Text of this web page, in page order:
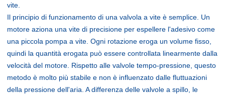
vite.
Il principio di funzionamento di una valvola a vite è semplice. Un
motore aziona una vite di precisione per espellere l'adesivo come
una piccola pompa a vite. Ogni rotazione eroga un volume fisso,
quindi la quantità erogata può essere controllata linearmente dalla
velocità del motore. Rispetto alle valvole tempo-pressione, questo
metodo è molto più stabile e non è influenzato dalle fluttuazioni
della pressione dell'aria. A differenza delle valvole a spillo, le